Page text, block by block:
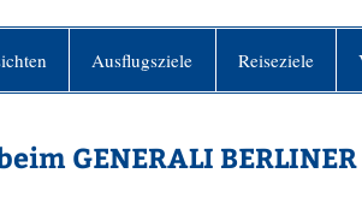
Ausflugsziele Reiseziele
GENERALI